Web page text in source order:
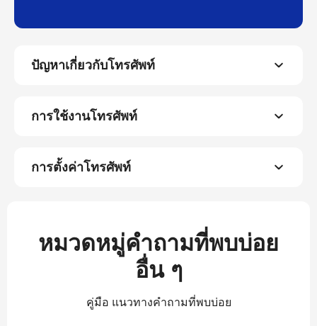
ปัญหาเกี่ยวกับโทรศัพท์
การใช้งานโทรศัพท์
การตั้งค่าโทรศัพท์
หมวดหมู่คำถามที่พบบ่อย
อื่น ๆ
คู่มือ แนวทางคำถามที่พบบ่อย